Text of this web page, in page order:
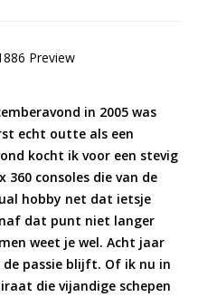
in 2005 was
echt outte als een
kocht ik voor een stevig
360 consoles die van de
hobby net dat ietsje
dat punt niet langer
weet je wel. Acht jaar
passie blijft. Of ik nu in
die vijandige schepen